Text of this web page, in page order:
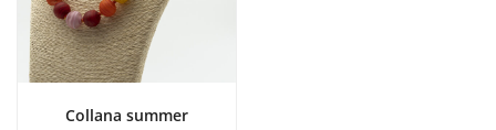
collana summer